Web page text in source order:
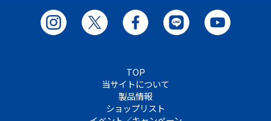
TOP
当サイトについて
製品情報
ショップリスト